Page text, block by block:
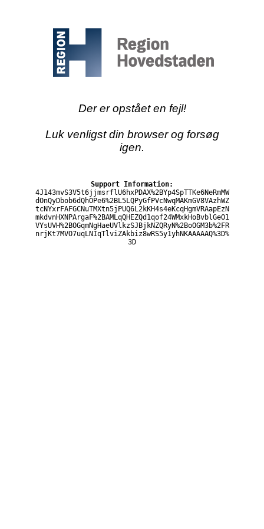
Der er opstået en fejl!
Luk venligst din browser og forsøg
igen.
Support Information:
4J143mvS3V5t6jjmsrflU6hxPDAX%2BYp4SpTTKe6NeRmMW
dOnQyDbob6dQhOPe6%2BL5LQPyGfPVcNwqMAKmGV8VAzhWZ
tcNYxrFAFGCNuTMXtn5jPUQ6L2kKH4s4eKcqHgmVRAapEzN
mkdvnHXNPArgaF%2BAMLqQHEZQd1qof24WMxkHoBvblGeO1
VYsUVH%2BOGqmNgHaeUVlkzSJBjkNZQRyN%2BoOGM3b%2FR
nrjKt7MVO7uqLNIqTlviZAkbiz8wRS5y1yhNKAAAAAQ%3D%
3D